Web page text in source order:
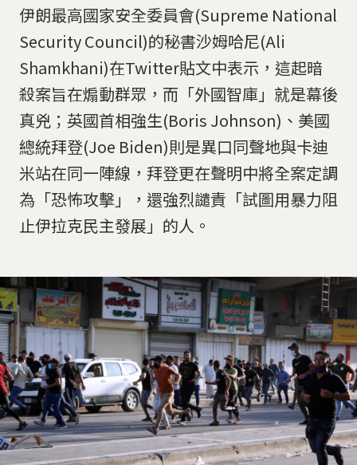
伊朗最高國家安全委員會(Supreme National
Security Council)的秘書沙姆哈尼(Ali
Shamkhani)在Twitter貼文中表示，這起暗
殺案旨在煽動群眾，而「外國智庫」就是幕後
真兇；英國首相強生(Boris Johnson)、美國
總統拜登(Joe Biden)則是異口同聲地與卡迪
米站在同一陣線，拜登更在聲明中將全案定調
為「恐怖攻擊」，還強烈譴責「試圖用暴力阻
止伊拉克民主發展」的人。